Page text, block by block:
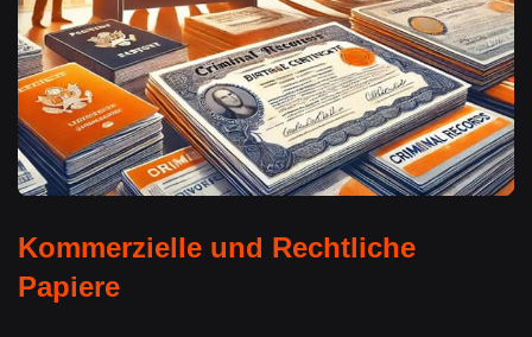
Kommerzielle und Rechtliche
Papiere